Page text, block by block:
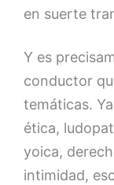
en suerte
Y es
conductor
temáticas.
ética,
yoica,
intimidad,